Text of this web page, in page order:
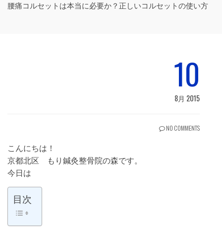
腰痛コルセットは本当に必要か？正しいコルセットの使い方
10
8月 2015
NO COMMENTS
こんにちは！
京都北区 もり鍼灸整骨院の森です。
今日は
目次